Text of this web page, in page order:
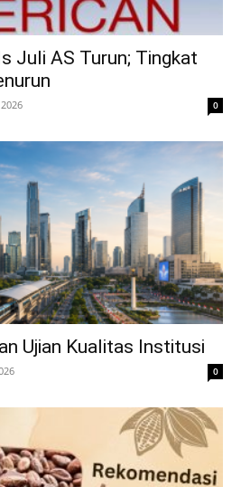
Juli AS Turun; Tingkat
0
Ujian Kualitas Institusi
0